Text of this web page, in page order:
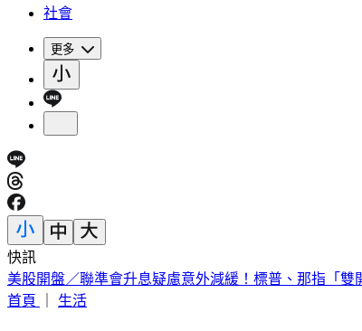
社會
更多
快訊
剛接手2天閃辭董座！宏碁發重訊曝：發現兆基屋管內部
首頁
生活